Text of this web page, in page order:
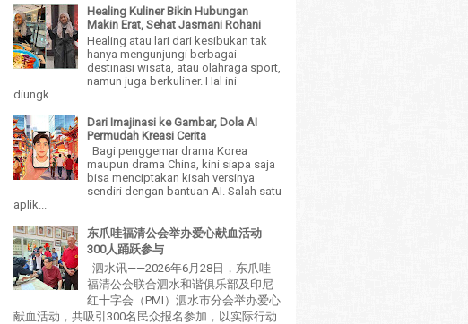
Healing Kuliner Bikin Hubungan
Makin Erat, Sehat Jasmani Rohani
Healing atau lari dari kesibukan tak
hanya mengunjungi berbagai
destinasi wisata, atau olahraga sport,
namun juga berkuliner. Hal ini
diungk...
Dari Imajinasi ke Gambar, Dola AI
Permudah Kreasi Cerita
Bagi penggemar drama Korea
maupun drama China, kini siapa saja
bisa menciptakan kisah versinya
sendiri dengan bantuan AI. Salah satu
aplik...
东爪哇福清公会举办爱心献血活动
300人踊跃参与
泗水讯——2026年6月28日，东爪哇
福清公会联合泗水和谐俱乐部及印尼
红十字会（PMI）泗水市分会举办爱心
献血活动，共吸引300名民众报名参加，以实际行动